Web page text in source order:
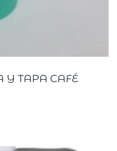
Y TAPA CAFÉ